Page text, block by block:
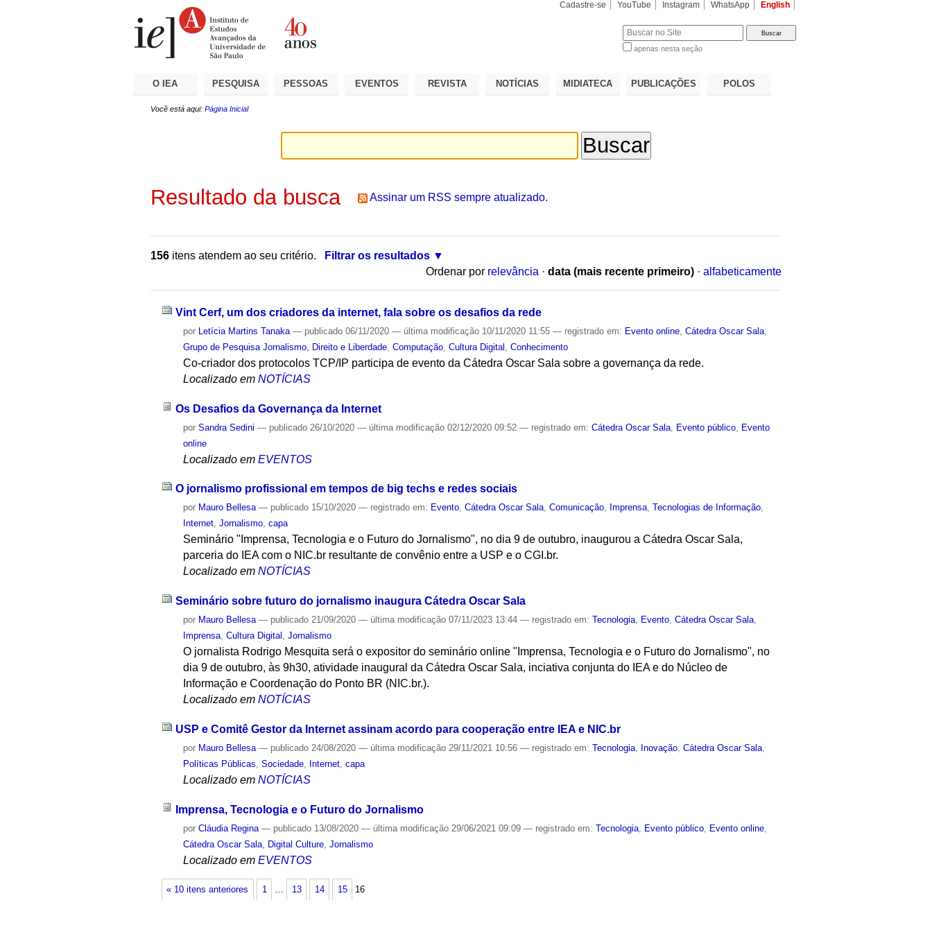
Cadastre-se YouTube Instagram WhatsApp English
apenas nesta seção
O IEA PESQUISA PESSOAS EVENTOS REVISTA NOTÍCIAS MIDIATECA PUBLICAÇÕES POLOS
Você está aqui: Página Inicial
Resultado da busca Assinar um RSS sempre atualizado.
156 itens atendem ao seu critério.
Filtrar os resultados
Ordenar por relevância · data (mais recente primeiro) · alfabeticamente
Vint Cerf, um dos criadores da internet, fala sobre os desafios da rede
por Letícia Martins Tanaka — publicado 06/11/2020— última modificação 10/11/2020 11:55— registrado em: Evento online ,Cátedra Oscar Sala
Grupo de Pesquisa Jornalismo, Direito e Liberdade ,Computação ,Cultura Digital ,Conhecimento
Co-criador dos protocolos TCP/IP participa de evento da Cátedra Oscar Sala sobre a governança da rede.
Localizado em NOTÍCIAS
Os Desafios da Governança da Internet
porSandra Sedini — publicado 26/10/2020— última modificação 02/12/2020 09:52— registrado em:Cátedra Oscar Sala Evento público Evento
online
Localizado em EVENTOS
O jornalismo profissional em tempos de big techs e redes sociais
por Mauro Bellesa — publicado 15/10/2020— registrado em: Evento,Cátedra Oscar Sala,Comunicação, Imprensa,Tecnologias de Informação,
Internet,Jornalismo,capa
Seminário "Imprensa, Tecnologia e o Futuro do Jornalismo", no dia 9 de outubro, inaugurou a Cátedra Oscar Sala,
parceria do IEA com o NIC.br resultante de convênio entre a USP e o CGI.br.
Localizado em NOTÍCIAS
Seminário sobre futuro do jornalismo inaugura Cátedra Oscar Sala
por Mauro Bellesa — publicado 21/09/2020— última modificação 07/11/2023 13:44— registrado em:Tecnologia, Evento,Cátedra Oscar Sala,
Imprensa,Cultura Digital ,Jornalismo
O jornalista Rodrigo Mesquita será o expositor do seminário online "Imprensa, Tecnologia e o Futuro do Jornalismo", no
dia 9 de outubro, às 9h30, atividade inaugural da Cátedra Oscar Sala, inciativa conjunta do IEA e do Núcleo de
Informação e Coordenação do Ponto BR (NIC.br.).
Localizado em NOTÍCIAS
USP e Comitê Gestor da Internet assinam acordo para cooperação entre IEA e NIC.br
por Mauro Bellesa — publicado 24/08/2020— última modificação 29/11/2021 10:56— registrado em:Tecnologia Inovação ,Cátedra Oscar Sala
Políticas Públicas ,Sociedade Internet ,capa
Localizado em NOTÍCIAS
Imprensa, Tecnologia e o Futuro do Jornalismo
porCláudia Regina — publicado 13/08/2020— última modificação 29/06/2021 09:09— registrado em:Tecnologia Evento público Evento online
Cátedra Oscar Sala Digital Culture ,Jornalismo
Localizado em EVENTOS
« 10 itens anteriores 1 13 14 15 16